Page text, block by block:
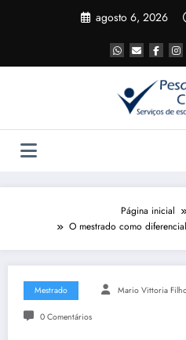
agosto 6, 2026
Página inicial
O mestrado como
Mestrado Mario Vittoria
0 Comentários